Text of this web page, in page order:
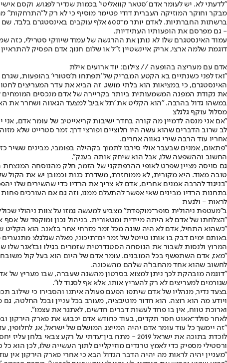
"לדעתי לא. יש לעומר אדם 'סטאר קוואליטי' בכמות שנדיר לפגוש, וקסם
מבקר וחוקר המוזיקה העברית דודי פטימר מוסיף כי לא רק
ברשתות החברתיות. לאדם יותר מ־600
- גם מפרסם את הופעותיו העתידיות.
עמוד האינסטגרם שלו לא נותן את ההרגשה של עמוד שיווקי סטרילי, כזה
דוגמת שלמה ארצי, אריק איינשטיין ז"ל או שלום חנוך, אדם הפסיק
אדם עם מעריצה בהופעה // צילום: יוד ארועים אילת
"ואז לפני כשנתיים בא הקטע המבריק של 'תפתחו ת'סטורי' בהופעות,
האינסטגרם, כי במציאות הוא בלתי מושג. זה הביא את עדר המעריצים
במשהו גדול בהרבה. "הוא הקליט את 'תל אביב' למצעד הגאווה ושחרר את
מסלול עוקף גלגלצ
"אם אני מנסה לדמיין מה קורה בחדר ישיבות קריאייטיב של עומר אדם,
לב שרוב הדברים שהוא עשה היו חלוציים ופורצי דרך. זמר סטרייט שלא
אחריו עוד הרבה שירי גאווה אחרים.
"פתאום, אמנים שבעבר אולי סירבו לתמוך בקהילה בפומבי, מבינים
החשוב וההשפעה שלו, אבל הוא שיחק אותה בענק".
גם סויסה מציין שפרט לאופי ההרפתקני של הזמר, חלק מהנוסחה המנצחת
טובה מאוד. היא מקורית, לא ממוחזרת, משדרת כנות וכמובן יש את הקול
"בניגוד להרבה אמנים אחרים, אדם לא צריך את הרדיו כדי שהשירים שלו
בתחנות הרדיו מבינים שאי אפשר להתעלם ממנו, וזה גם אם העורכים
לראות - ולגעת
ב"מעטפת ניהולית סופר־מוקפדת" מצביע למעשה גמזו על צוות ניהולי
"הצלחתו של אדם לא היתה מיידית ומטאורית. בניהול נכון ומוקפד של
"כשהוא התחיל, אדם לא היה שונה מכל זמר מזרחי אחר בז'אנר. הוא הקליט
באותם ימים דבק בו אותו טייטל של זמר ים־תיכוני, מאלה שגלגלצ
המרוץ ולנסות לשבור את הנוסחה הסטנדרטית שזמרים בגילו ובז'אנר שלו
"מאז, אדם השתפשף בכל המובנים. עומר אדם של היום הוא בעל קול משובח,
לחשוב שהוא אחד מהחבר'ה שלהם מהשכונה.
"דוגמה מובהקת לכך ניתן למצוא בסרטון מהשנה שעברה, שבו מעריץ של
שגורמים למעריצים לא רק להעריץ אותו, אלא אף לסגוד לו".
בצעד נדיר, מנהליו של אדם שיתפו הפעם פעולה איתנו והסבירו כי
ויודע מה הוא רוצה. הוא חדור מוטיבציה, מעורב בכל עניין ובכל החלטה,
וארוכת טווח, אין בו פחד לעשות דברים חדשים, לאתגר את עצמו".
לאחר סולד־אאוט חסר תקדים, בעוד כחודש אדם יכבוש את פארק הירקון
"זה יימשך כל עוד עומר אדם יהיה המייצג המושלם של ישראל, או, לחלופין,
לוכדת בתוכה את ישראל 2019 - מתח בין־עדתי על
ורסטילי מספיק כדי לאמץ טרנדים מוזיקליים לתוך העשייה שלו, לכן
"מעניין יהיה לראות מה יהיה הדבר הגדול הבא כי אחרי פארק הירקון אין